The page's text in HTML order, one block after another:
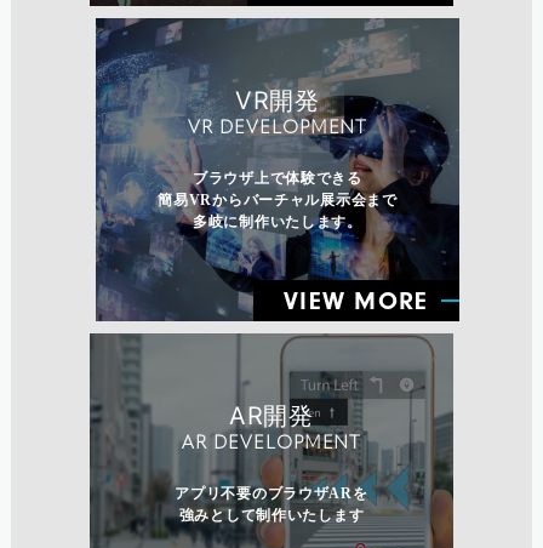
VR開発
VR DEVELOPMENT
ブラウザ上で体験できる
簡易VRからバーチャル展示会まで
多岐に制作いたします。
VIEW MORE
AR開発
AR DEVELOPMENT
アプリ不要のブラウザARを
強みとして制作いたします